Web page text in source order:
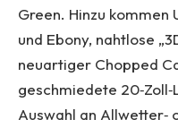
Green. Hinzu kommen
und Ebony, nahtlose
neuartiger Chopped
geschmiedete
Auswahl an Allwetter‑